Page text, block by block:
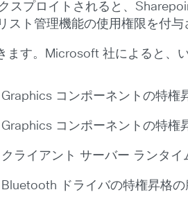
スプロイトされると、
ト管理機能の使用権限を付与
す。Microsoft 社によると、
Graphics コンポーネントの特権
Graphics コンポーネントの特権
クライアント サーバー ランタ
Bluetooth ドライバの特権昇格の